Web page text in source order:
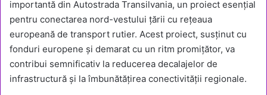
importantă din Autostrada Transilvania, un proiect esențial
pentru conectarea nord-vestului țării cu rețeaua
europeană de transport rutier. Acest proiect, susținut cu
fonduri europene și demarat cu un ritm promițător, va
contribui semnificativ la reducerea decalajelor de
infrastructură și la îmbunătățirea conectivității regionale.